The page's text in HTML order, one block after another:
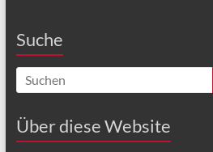
Suche
Über diese Website